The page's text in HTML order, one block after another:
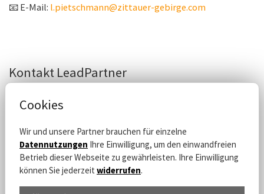
📧 E-Mail: l.pietschmann@zittauer-gebirge.com
Kontakt LeadPartner
Windmühle Seifhennersdorf e. V.
Neugersdorfer Straße 7
02782 Seifhennersdorf
📧 E-Mail:horackova@windmuehle-seifhennersdorf.de
Cookies
Wir und unsere Partner brauchen für einzelne
Datennutzungen Ihre Einwilligung, um den einwandfreien
Betrieb dieser Webseite zu gewährleisten. Ihre Einwilligung
können Sie jederzeit widerrufen.